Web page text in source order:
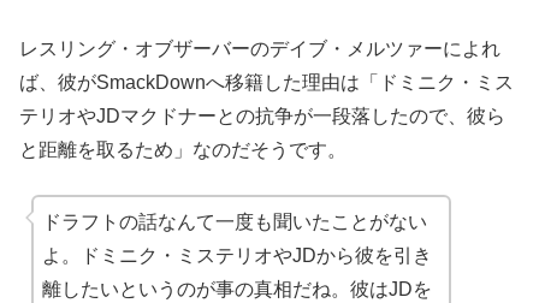
レスリング・オブザーバーのデイブ・メルツァーによれ
ば、彼がSmackDownへ移籍した理由は「ドミニク・ミス
テリオやJDマクドナーとの抗争が一段落したので、彼ら
と距離を取るため」なのだそうです。
ドラフトの話なんて一度も聞いたことがない
よ。ドミニク・ミステリオやJDから彼を引き
離したいというのが事の真相だね。彼はJDを